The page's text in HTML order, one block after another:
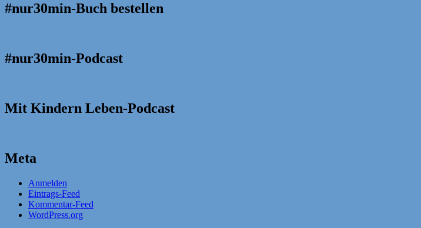
#nur30min-Buch bestellen
#nur30min-Podcast
Mit Kindern Leben-Podcast
Meta
Anmelden
Eintrags-Feed
Kommentar-Feed
WordPress.org